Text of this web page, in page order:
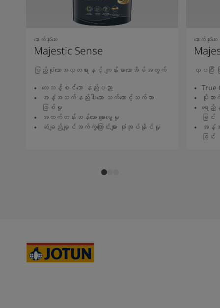
နောက်ဆုံးဆေး
Majestic Sense
ပြည့်စုံသောအလှတရားနှင့် ကျန်းမာသောအိမ်အတွက်
လေသန့်စင်သော နည်းပညာ
အနံ့အသက်နည်းပါးသော သက်တောင့်သက်သာ
ဖြစ်မှု
အထက်တန်းဆန်သော ချောမွေ့မှု
ဆံချည်မျှင်အက်ကွဲကြောင်းများ ဖုံးအုပ်နိုင်မှု
နောက်ဆုံးဆေး
လှပပြီ
True
ပိုးသား
ရေညှိ
ခြင်း
အနံ့
ခြင်း